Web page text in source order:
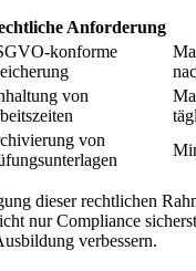
Anforderung
konforme
von
von
dieser rechtlichen
nur Compliance
verbessern.